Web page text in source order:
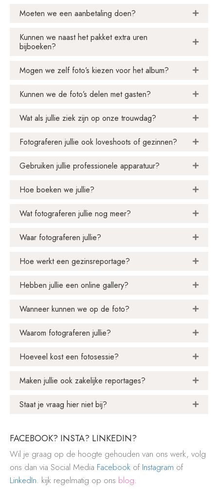
Moeten we een aanbetaling doen?
Kunnen we naast het pakket extra uren
bijboeken?
Mogen we zelf foto’s kiezen voor het album?
Kunnen we de foto’s delen met gasten?
Wat als jullie ziek zijn op onze trouwdag?
Fotograferen jullie ook loveshoots of gezinnen?
Gebruiken jullie professionele apparatuur?
Hoe boeken we jullie?
Wat fotograferen jullie nog meer?
Waar fotograferen jullie?
Hoe werkt een gezinsreportage?
Hebben jullie een online gallery?
Wanneer kunnen we op de foto?
Waarom fotograferen jullie?
Hoeveel kost een fotosessie?
Maken jullie ook zakelijke reportages?
Staat je vraag hier niet bij?
FACEBOOK? INSTA? LINKEDIN?
Wil je graag op de hoogte gehouden van ons werk, volg
ons dan via Social Media Facebook of Instagram of
LinkedIn. kijk regelmatig op ons blog.